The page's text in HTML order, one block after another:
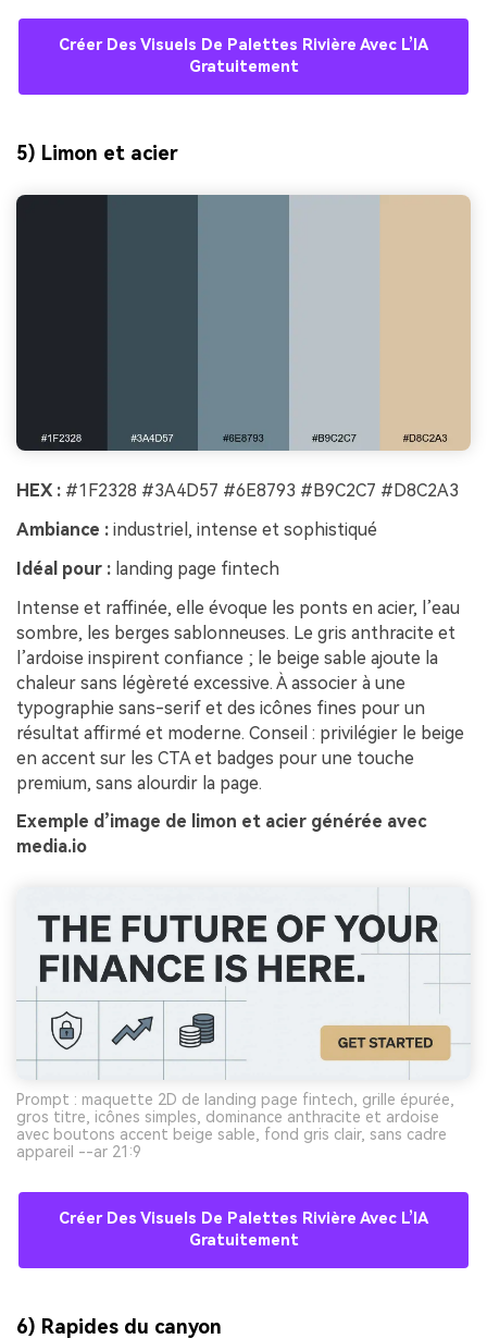
Créer Des Visuels De Palettes Rivière Avec L’IA
Gratuitement
5) Limon et acier
HEX : #1F2328 #3A4D57 #6E8793 #B9C2C7 #D8C2A3
Ambiance : industriel, intense et sophistiqué
Idéal pour : landing page fintech
Intense et raffinée, elle évoque les ponts en acier, l’eau
sombre, les berges sablonneuses. Le gris anthracite et
l’ardoise inspirent confiance ; le beige sable ajoute la
chaleur sans légèreté excessive. À associer à une
typographie sans-serif et des icônes fines pour un
résultat affirmé et moderne. Conseil : privilégier le beige
en accent sur les CTA et badges pour une touche
premium, sans alourdir la page.
Exemple d’image de limon et acier générée avec
media.io
Prompt : maquette 2D de landing page fintech, grille épurée,
gros titre, icônes simples, dominance anthracite et ardoise
avec boutons accent beige sable, fond gris clair, sans cadre
appareil --ar 21:9
Créer Des Visuels De Palettes Rivière Avec L’IA
Gratuitement
6) Rapides du canyon